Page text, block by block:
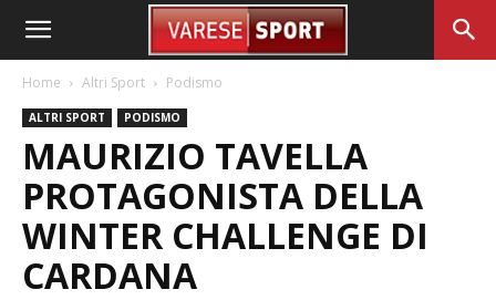
Home Altri Sport Podismo
ALTRI SPORT PODISMO
MAURIZIO TAVELLA
PROTAGONISTA DELLA
WINTER CHALLENGE DI
CARDANA